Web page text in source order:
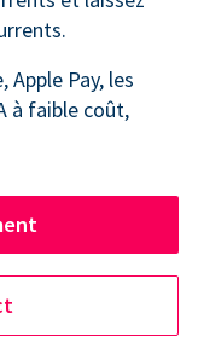
Pay, les
à faible coût,